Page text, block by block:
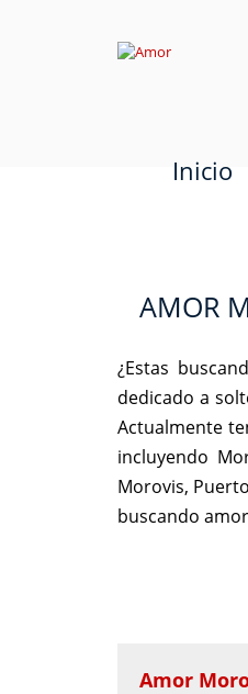
Inicio
AMOR
¿Estas
dedicado a
Actualmente
incluyendo
Morovis,
buscando
Amor